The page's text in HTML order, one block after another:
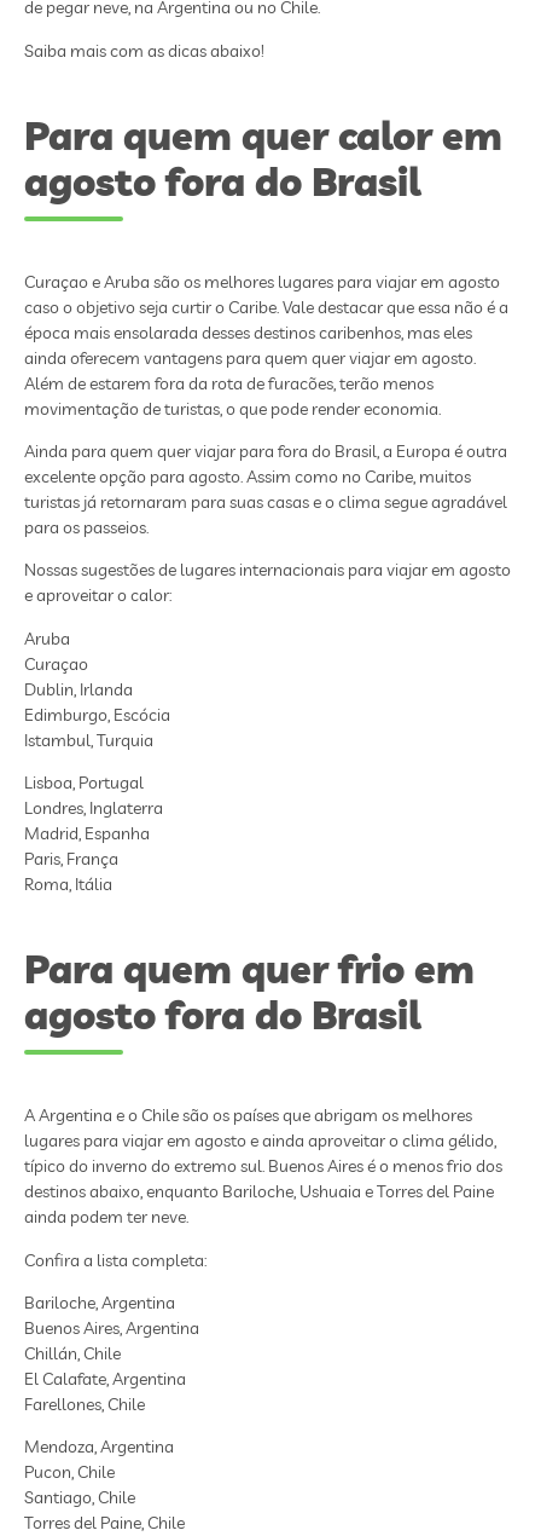
de pegar neve, na Argentina ou no Chile.
Saiba mais com as dicas abaixo!
Para quem quer calor em
agosto fora do Brasil
Curaçao e Aruba são os melhores lugares para viajar em agosto
caso o objetivo seja curtir o Caribe. Vale destacar que essa não é a
época mais ensolarada desses destinos caribenhos, mas eles
ainda oferecem vantagens para quem quer viajar em agosto.
Além de estarem fora da rota de furacões, terão menos
movimentação de turistas, o que pode render economia.
Ainda para quem quer viajar para fora do Brasil, a Europa é outra
excelente opção para agosto. Assim como no Caribe, muitos
turistas já retornaram para suas casas e o clima segue agradável
para os passeios.
Nossas sugestões de lugares internacionais para viajar em agosto
e aproveitar o calor:
Aruba
Curaçao
Dublin, Irlanda
Edimburgo, Escócia
Istambul, Turquia
Lisboa, Portugal
Londres, Inglaterra
Madrid, Espanha
Paris, França
Roma, Itália
Para quem quer frio em
agosto fora do Brasil
A Argentina e o Chile são os países que abrigam os melhores
lugares para viajar em agosto e ainda aproveitar o clima gélido,
típico do inverno do extremo sul. Buenos Aires é o menos frio dos
destinos abaixo, enquanto Bariloche, Ushuaia e Torres del Paine
ainda podem ter neve.
Confira a lista completa:
Bariloche, Argentina
Buenos Aires, Argentina
Chillán, Chile
El Calafate, Argentina
Farellones, Chile
Mendoza, Argentina
Pucon, Chile
Santiago, Chile
Torres del Paine, Chile